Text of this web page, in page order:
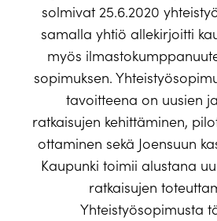
solmivat 25.6.2020
samalla yhtiö allekirjoitti
myös
sopimuksen.
tavoitteena on uusien
ratkaisujen kehittäminen,
ottaminen sekä Joensuun
Kaupunki toimii alustana
ratkaisujen
Yhteistyösopimusta